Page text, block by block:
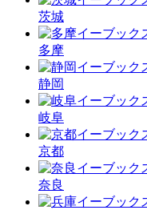
茨城
多摩
静岡
岐阜
京都
奈良